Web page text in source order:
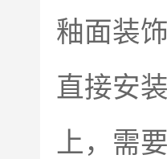
釉面装
直接安
上，需